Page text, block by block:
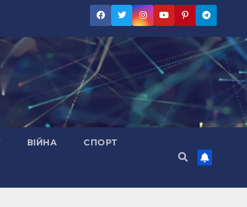
ВІЙНА СПОРТ